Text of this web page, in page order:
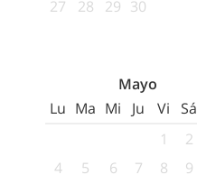
27
28 29 30
Mayo
Lu Ma Mi Ju Vi Sá
1
2
4
5 6 7 8 9